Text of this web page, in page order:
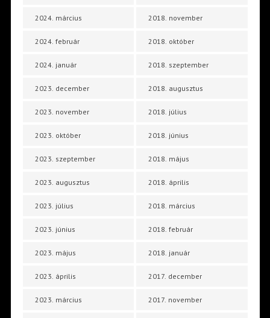
2024. március
2024. február
2024. január
2023. december
2023. november
2023. október
2023. szeptember
2023. augusztus
2023. július
2023. június
2023. május
2023. április
2023. március
2018. november
2018. október
2018. szeptember
2018. augusztus
2018. július
2018. június
2018. május
2018. április
2018. március
2018. február
2018. január
2017. december
2017. november